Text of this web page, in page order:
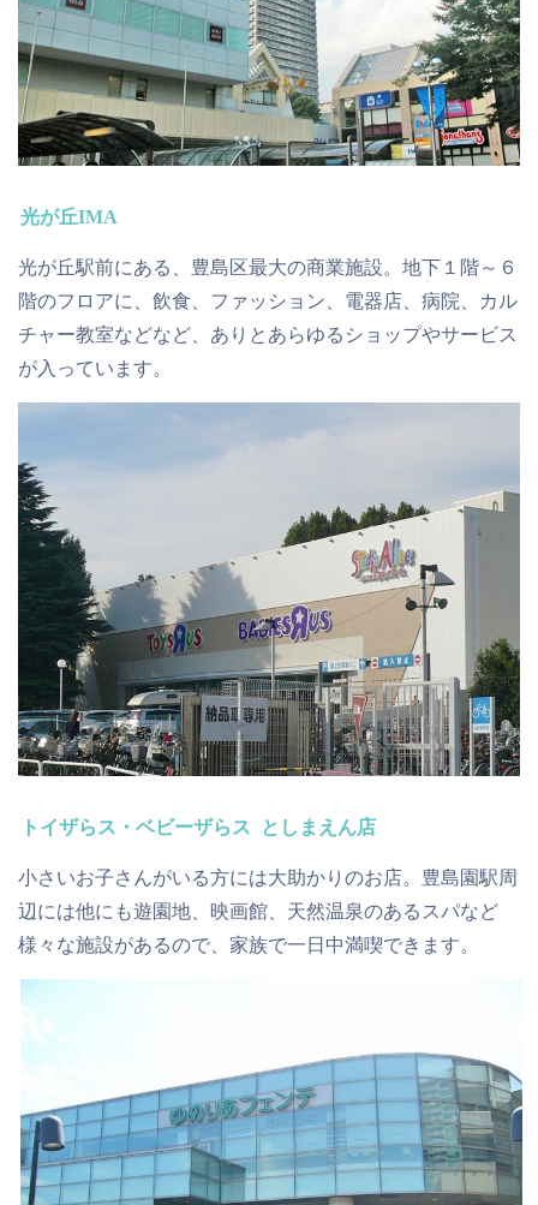
光が丘IMA
光が丘駅前にある、 豊島区最大の商業施設。地下１階～６
階のフロアに、飲食、ファッション、電器店、病院、カル
チャー教室などなど、ありとあらゆるショップやサービス
が入っています。
トイザらス・ベビーザらス としまえん店
小さいお子さんがいる方には大助かりのお店。豊島園駅周
辺には他にも遊園地、 映画館、 天然温泉のあるスパなど
様々な施設があるので、家族で一日中満喫できます。